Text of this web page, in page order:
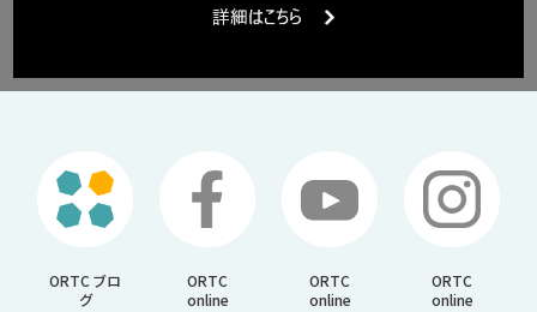
ORTC ブロ
グ
ORTC
online
ORTC
online
ORTC
online